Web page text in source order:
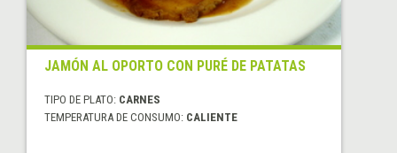
JAMÓN AL OPORTO CON PURÉ DE PATATAS
TIPO DE PLATO: CARNES
TEMPERATURA DE CONSUMO: CALIENTE